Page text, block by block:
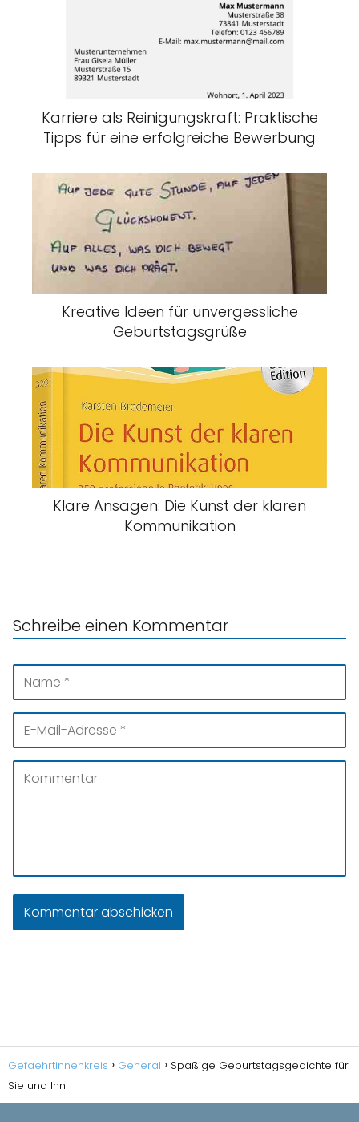
Karriere als Reinigungskraft: Praktische
Tipps für eine erfolgreiche Bewerbung
Kreative Ideen für unvergessliche
Geburtstagsgrüße
Klare Ansagen: Die Kunst der klaren
Kommunikation
Schreibe einen Kommentar
Gefaehrtinnenkreis General
Spaßige Geburtstagsgedichte für
Sie und Ihn